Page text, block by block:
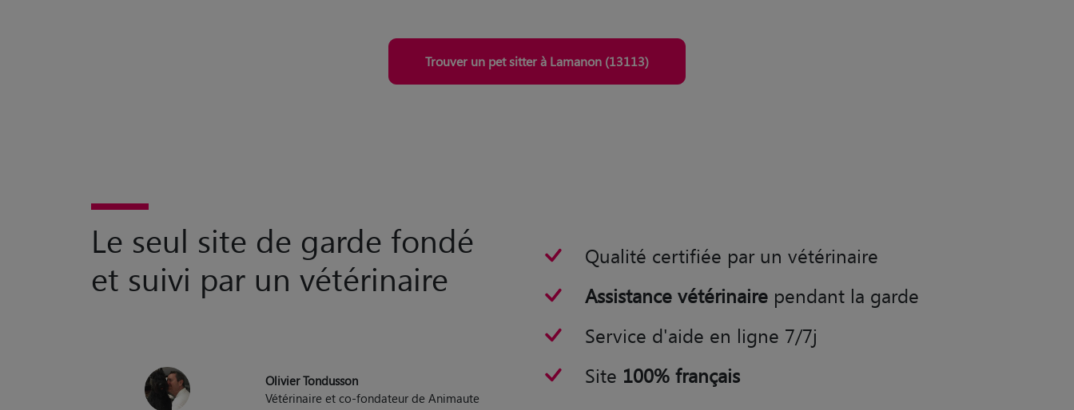
Trouver un pet sitter à Lamanon (13113)
Le seul site de garde fondé
et suivi par un vétérinaire
Qualité certifiée par un vétérinaire
Assistance vétérinaire pendant la garde
Service d'aide en ligne 7/7j
Site 100% français
Olivier Tondusson
Vétérinaire et co-fondateur de Animaute